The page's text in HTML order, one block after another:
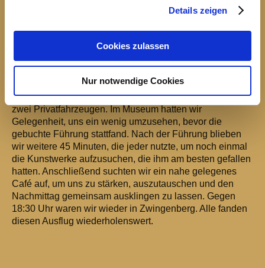
Details zeigen
Cookies zulassen
Nur notwendige Cookies
Kunstgeschichte des Barock
die Ausstellung "Caravaggios Erben" im Museum in
Wiesbaden. Wir trafen uns um 12:30 Uhr und fuhren mit
zwei Privatfahrzeugen. Im Museum hatten wir
Gelegenheit, uns ein wenig umzusehen, bevor die
gebuchte Führung stattfand. Nach der Führung blieben
wir weitere 45 Minuten, die jeder nutzte, um noch einmal
die Kunstwerke aufzusuchen, die ihm am besten gefallen
hatten. Anschließend suchten wir ein nahe gelegenes
Café auf, um uns zu stärken, auszutauschen und den
Nachmittag gemeinsam ausklingen zu lassen. Gegen
18:30 Uhr waren wir wieder in Zwingenberg. Alle fanden
diesen Ausflug wiederholenswert.